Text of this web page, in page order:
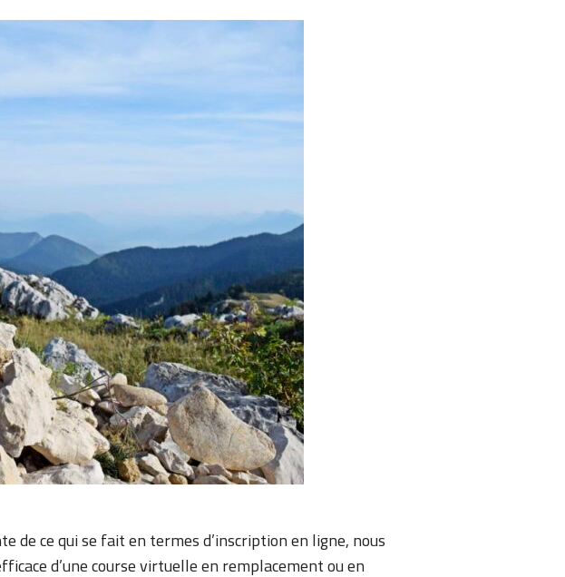
de ce qui se fait en termes d’inscription en ligne, nous
d’une course virtuelle en remplacement ou en